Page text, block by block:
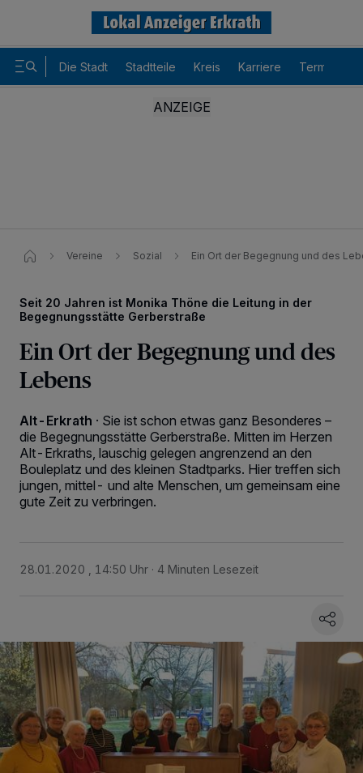
Die Stadt Stadtteile Kreis Karriere Termine
Vereine Sozial Ein Ort der Begegnung und des
Seit 20 Jahren ist Monika Thöne die Leitung in der
Begegnungsstätte Gerberstraße
Ein Ort der Begegnung und des
Lebens
Alt-Erkrath · Sie ist schon etwas ganz Besonderes –
die Begegnungsstätte Gerberstraße. Mitten im Herzen
Alt-Erkraths, lauschig gelegen angrenzend an den
Bouleplatz und des kleinen Stadtparks. Hier treffen sich
jungen, mittel- und alte Menschen, um gemeinsam eine
gute Zeit zu verbringen.
28.01.2020 , 14:50 Uhr 4 Minuten Lesezeit
Wir und unsere218 -Partner speichern und greifen auf
personenbezogene Daten wie Browserdaten oder eindeutige
Kennungen auf Ihrem Gerät zu. Durch Auswahl von OK aktivieren Sie
Tracking-Technologien für die unter „Wir und unsere Partner